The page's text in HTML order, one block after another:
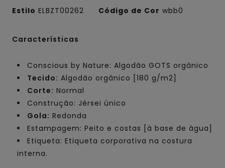
Estilo ELBZT00262 Código de Cor wbb0
Características
Conscious by Nature: Algodão GOTS orgânico
Tecido: Algodão orgânico [180 g/m2]
Corte: Normal
Construção: Jérsei único
Gola: Redonda
Estampagem: Peito e costas [à base de água]
Etiqueta: Etiqueta corporativa na costura
interna.